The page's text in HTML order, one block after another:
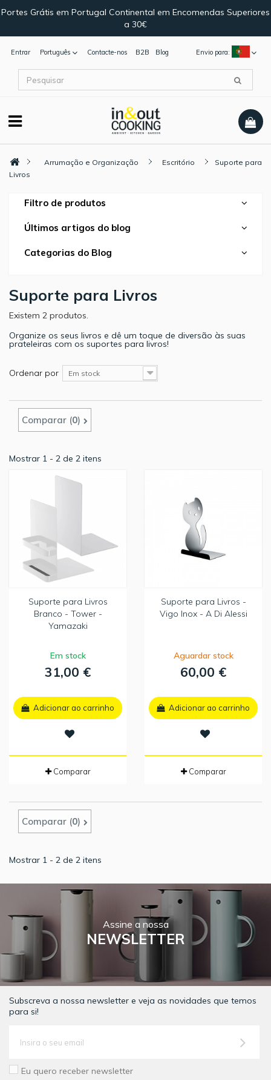
Portes Grátis em Portugal Continental em Encomendas Superiores
a 30€
Entrar Português Envio para:
Contacte-nos B2B Blog
Arrumação e Organização Escritório
Suporte para
Livros
Filtro de produtos
Últimos artigos do blog
Categorias do Blog
Suporte para Livros
Existem 2 produtos.
Organize os seus livros e dê um toque de diversão às suas
prateleiras com os suportes para livros!
Ordenar por Em stock
Comparar (0)
Mostrar 1 - 2 de 2 itens
Suporte para Livros
Branco - Tower -
Yamazaki
Em stock
31,00 €
Adicionar ao carrinho
Comparar
Suporte para Livros -
Vigo Inox - A Di Alessi
Aguardar stock
60,00 €
Adicionar ao carrinho
Comparar
Comparar (0)
Mostrar 1 - 2 de 2 itens
Assine a nossa
NEWSLETTER
Subscreva a nossa newsletter e veja as novidades que temos
para si!
Eu quero receber newsletter